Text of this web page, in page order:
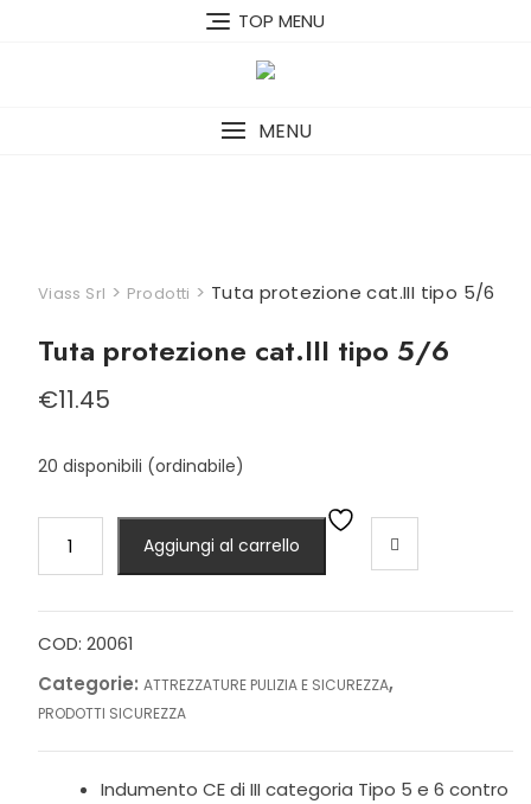
TOP MENU
MENU
Viass Srl > Prodotti > Tuta protezione cat.III tipo 5/6
Tuta protezione cat.III tipo 5/6
€11.45
20 disponibili (ordinabile)
protezione
tipo
5/6
quantità
Aggiungi al carrello
COD: 20061
Categorie: ATTREZZATURE PULIZIA E SICUREZZA,
PRODOTTI SICUREZZA
Indumento CE di III categoria Tipo 5 e 6 contro